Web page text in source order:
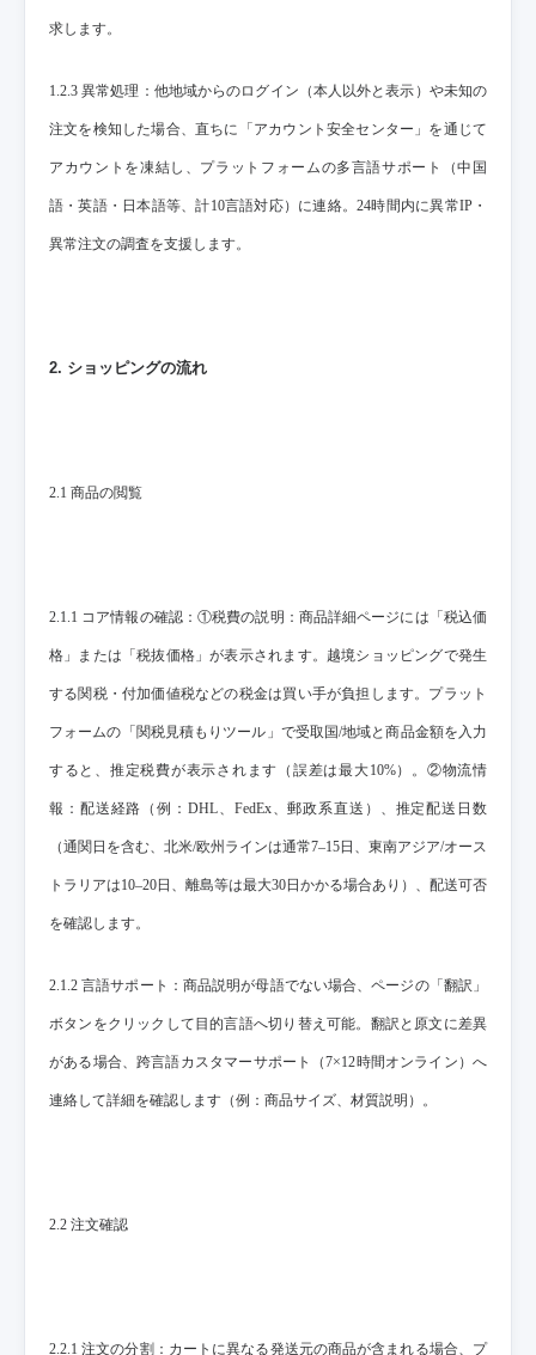
求します。
1.2.3 異常処理：他地域からのログイン（本人以外と表示）や未知の
注文を検知した場合、直ちに「アカウント安全センター」を通じて
アカウントを凍結し、プラットフォームの多言語サポート（中国
語・英語・日本語等、計10言語対応）に連絡。24時間内に異常IP・
異常注文の調査を支援します。
2. ショッピングの流れ
2.1 商品の閲覧
2.1.1 コア情報の確認：①税費の説明：商品詳細ページには「税込価
格」または「税抜価格」が表示されます。越境ショッピングで発生
する関税・付加価値税などの税金は買い手が負担します。プラット
フォームの「関税見積もりツール」で受取国/地域と商品金額を入力
すると、推定税費が表示されます（誤差は最大10%）。②物流情
報：配送経路（例：DHL、FedEx、郵政系直送）、推定配送日数
（通関日を含む、北米/欧州ラインは通常7–15日、東南アジア/オース
トラリアは10–20日、離島等は最大30日かかる場合あり）、配送可否
を確認します。
2.1.2 言語サポート：商品説明が母語でない場合、ページの「翻訳」
ボタンをクリックして目的言語へ切り替え可能。翻訳と原文に差異
がある場合、跨言語カスタマーサポート（7×12時間オンライン）へ
連絡して詳細を確認します（例：商品サイズ、材質説明）。
2.2 注文確認
2.2.1 注文の分割：カートに異なる発送元の商品が含まれる場合、プ